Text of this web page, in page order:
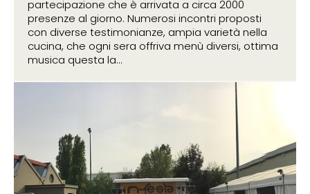
partecipazione che è arrivata a circa 2000
presenze al giorno. Numerosi incontri proposti
con diverse testimonianze, ampia varietà nella
cucina, che ogni sera offriva menù diversi, ottima
musica questa la...